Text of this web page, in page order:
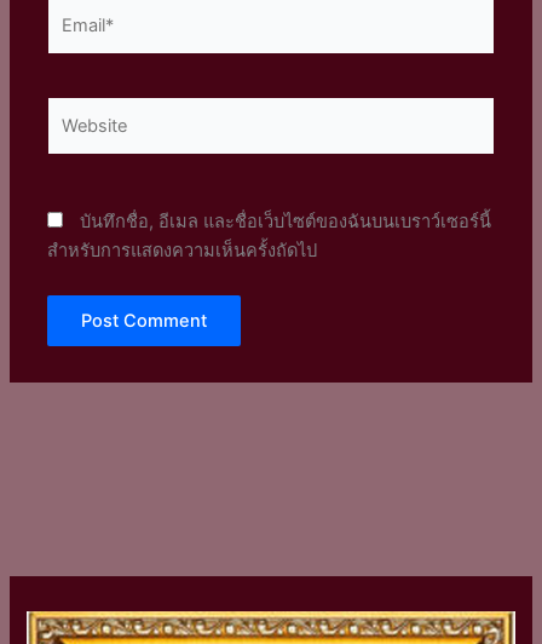
บันทึกชื่อ, อีเมล และชื่อเว็บไซต์ของฉันบนเบราว์เซอร์นี้
สำหรับการแสดงความเห็นครั้งถัดไป